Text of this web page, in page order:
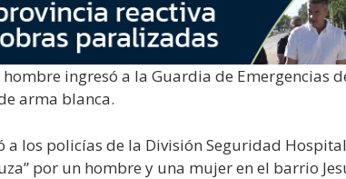
hombre ingresó a la Guardia de Emergencias
arma blanca.
a los policías de la División Seguridad
por un hombre y una mujer en el barrio